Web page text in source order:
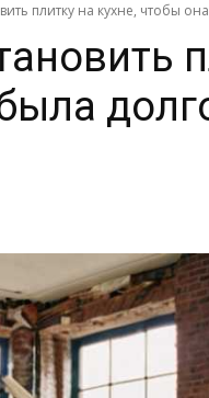
плитку на кухне, чтобы